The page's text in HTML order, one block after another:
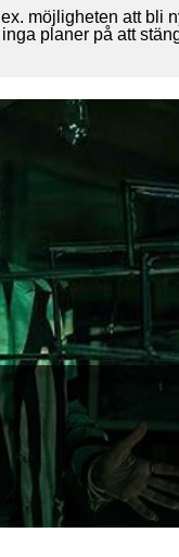
möjligheten att bli
planer på att